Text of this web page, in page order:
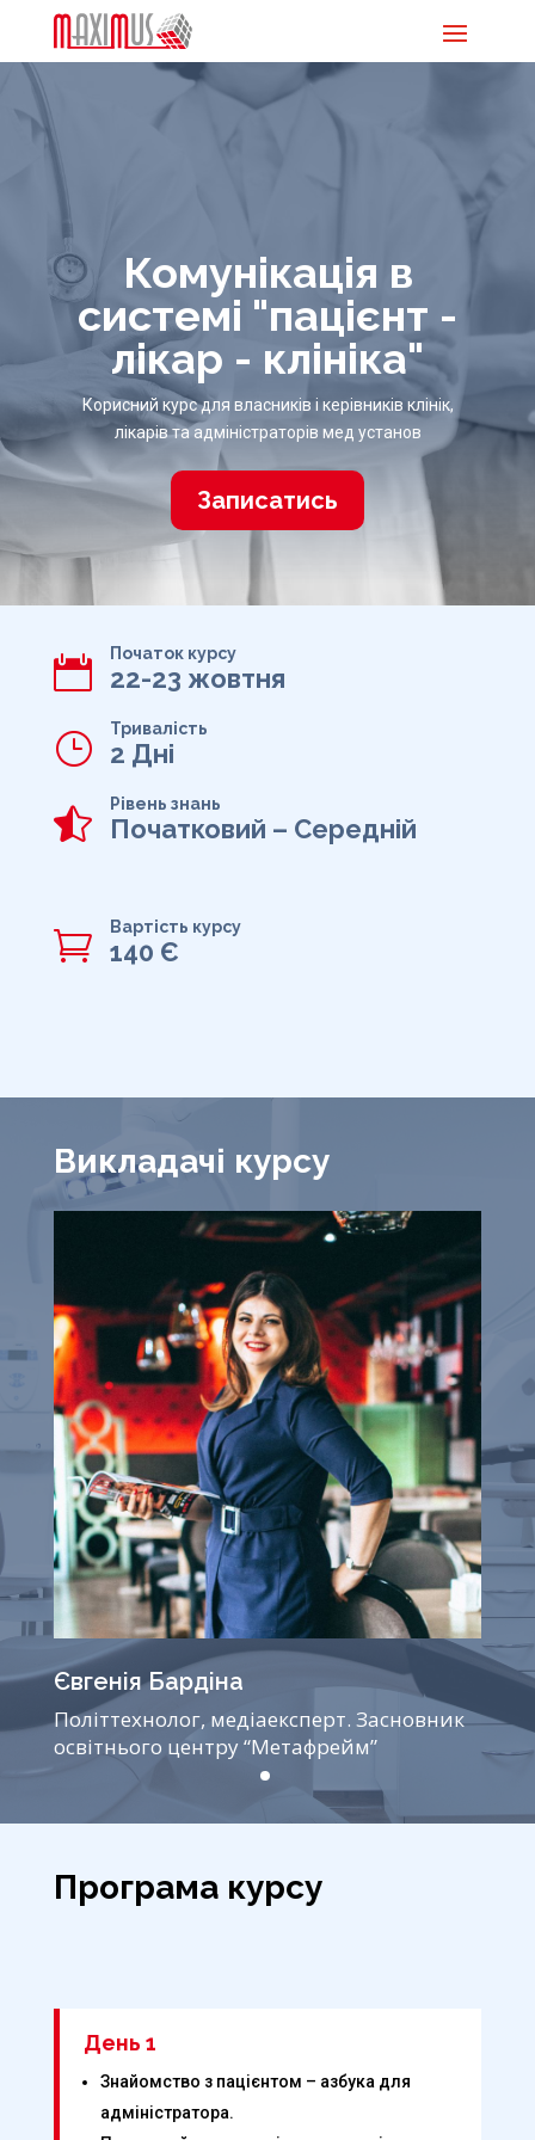
Комунікація в
системі "пацієнт -
лікар - клініка"
Корисний курс для власників і керівників клінік,
лікарів та адміністраторів мед установ
Записатись
 Початок курсу
22-23 жовтня
} Тривалість
2 Дні
 Рівень знань
Початковий – Середній
 Вартість курсу
140 Є
Викладачі курсу
Євгенія Бардіна
Політтехнолог, медіаексперт. Засновник
освітнього центру “Метафрейм”
Програма курсу
День 1
Знайомство з пацієнтом – азбука для
адміністратора.